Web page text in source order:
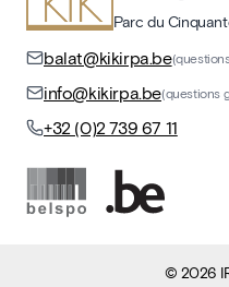
Parc du
balat@kikirpa.be
info@kikirpa.be(questions
+32 (0)2 739 67 11
©2026